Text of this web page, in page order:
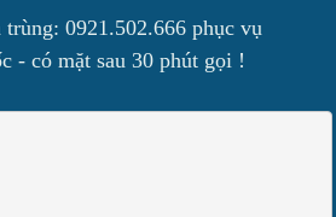
0921.502.666 phục vụ
- có mặt sau 30 phút gọi !